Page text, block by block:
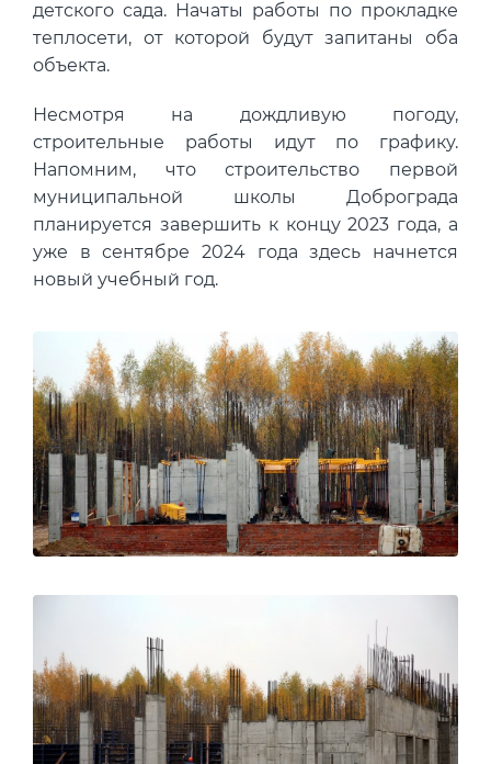
детского сада. Начаты работы по прокладке
теплосети, от которой будут запитаны оба
объекта.
Несмотря на дождливую погоду,
строительные работы идут по графику.
Напомним, что строительство первой
муниципальной школы Доброграда
планируется завершить к концу 2023 года, а
уже в сентябре 2024 года здесь начнется
новый учебный год.